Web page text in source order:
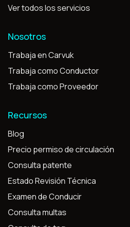
Ver todos los servicios
Nosotros
Trabaja en Carvuk
Trabaja como Conductor
Trabaja como Proveedor
Recursos
Blog
Precio permiso de circulación
Consulta patente
Estado Revisión Técnica
Examen de Conducir
Consulta multas